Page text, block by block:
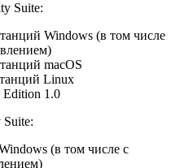
Suite:
Windows (в том числе
macOS
Linux
1.0
Suite:
(в том числе с